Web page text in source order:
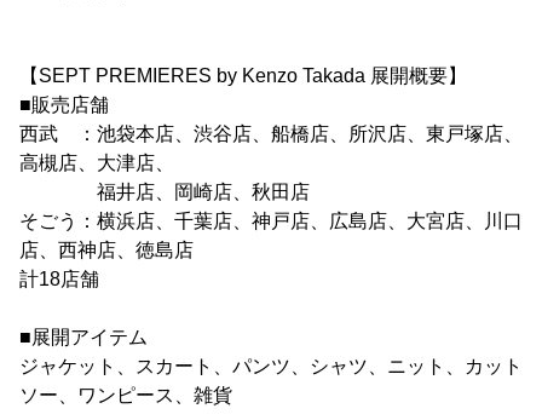
【SEPT PREMIERES by Kenzo Takada 展開概要】
■販売店舗
西武 ：池袋本店、渋谷店、船橋店、所沢店、東戸塚店、
高槻店、大津店、
福井店、岡崎店、秋田店
そごう：横浜店、千葉店、神戸店、広島店、大宮店、川口
店、西神店、徳島店
計18店舗
■展開アイテム
ジャケット、スカート、パンツ、シャツ、ニット、カット
ソー、ワンピース、雑貨